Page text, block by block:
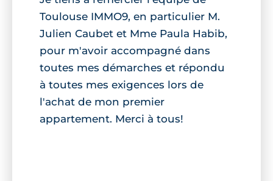
Toulouse IMMO9, en particulier M.
Julien Caubet et Mme Paula Habib,
pour m'avoir accompagné dans
toutes mes démarches et répondu
à toutes mes exigences lors de
l'achat de mon premier
appartement. Merci à tous!